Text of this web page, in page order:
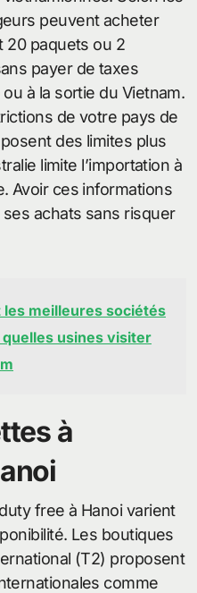
peuvent acheter
20 paquets ou 2
payer de taxes
à la sortie du Vietnam.
de votre pays de
des limites plus
limite l’importation à
Avoir ces informations
achats sans risquer
les meilleures sociétés
usines visiter
à
free à Hanoi varient
Les boutiques
(T2) proposent
comme